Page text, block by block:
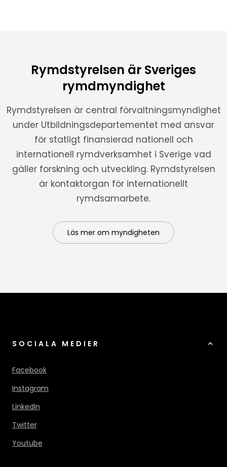
Rymdstyrelsen är Sveriges
rymdmyndighet
Rymdstyrelsen är central förvaltningsmyndighet
under Utbildningsdepartementet med ansvar
för statligt finansierad nationell och
internationell rymdverksamhet i Sverige vad
gäller forskning och utveckling. Rymdstyrelsen
är kontaktorgan för internationellt
rymdsamarbete.
Läs mer om myndigheten
SOCIALA MEDIER
Facebook
Instagram
LinkedIn
Twitter
Youtube